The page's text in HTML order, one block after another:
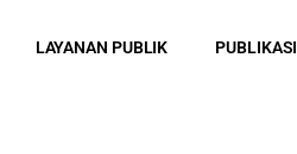
LAYANAN PUBLIK PUBLIKASI